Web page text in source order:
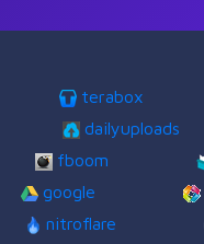
terabox
dailyuploads
fboom
google
nitroflare